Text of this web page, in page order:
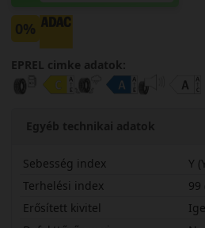
0%
EPREL cimke adatok:
Egyéb technikai adatok
Sebesség index
Y
Terhelési index
99
Erősített kivitel